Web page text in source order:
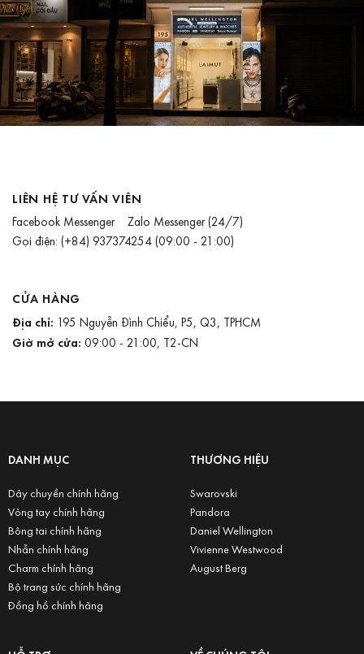
LIÊN HỆ TƯ VẤN VIÊN
Facebook Messenger Zalo Messenger(24/7)
Gọi điện: (+84) 937374254(09:00 - 21:00)
CỬA HÀNG
Địa chỉ: 195 Nguyễn Đình Chiểu, P5, Q3, TPHCM
Giờ mở cửa: 09:00 - 21:00, T2-CN
DANH MỤC
Dây chuyền chính hãng
Vòng tay chính hãng
Bông tai chính hãng
Nhẫn chính hãng
Charm chính hãng
Bộ trang sức chính hãng
Đồng hồ chính hãng
THƯƠNG HIỆU
Swarovski
Pandora
Daniel Wellington
Vivienne Westwood
August Berg